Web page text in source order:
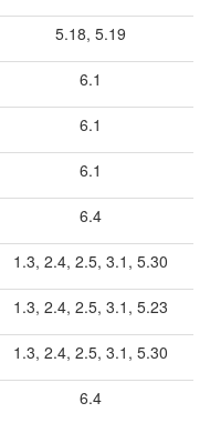
5.18, 5.19
6.1
6.1
6.1
6.4
1.3, 2.4, 2.5, 3.1, 5.30
1.3, 2.4, 2.5, 3.1, 5.23
1.3, 2.4, 2.5, 3.1, 5.30
6.4